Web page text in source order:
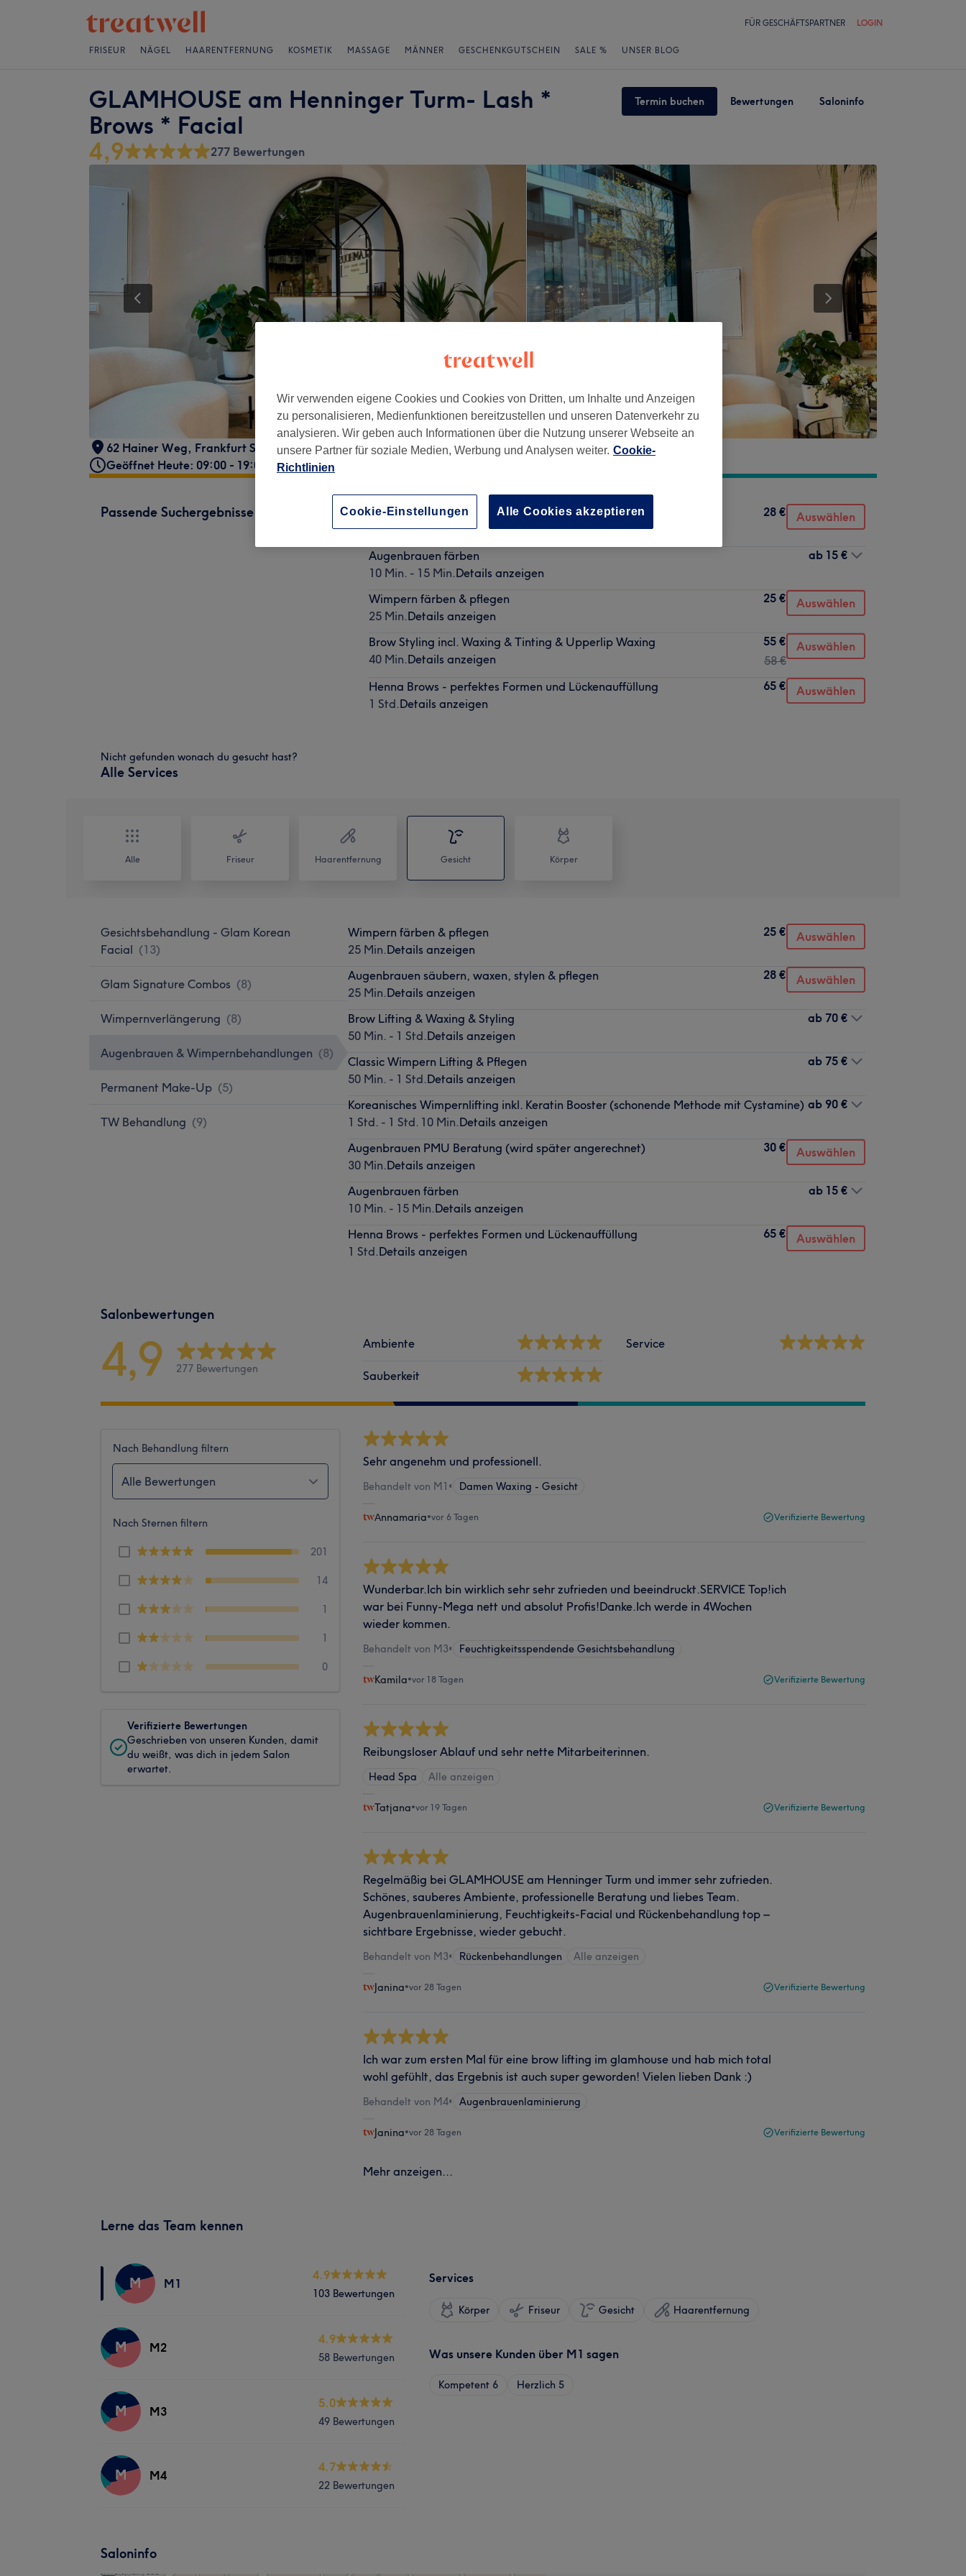
FÜR GESCHÄFTSPARTNER LOGIN
FRISEUR NÄGEL HAARENTFERNUNG KOSMETIK MASSAGE MÄNNER GESCHENKGUTSCHEIN SALE % UNSER BLOG
GLAMHOUSE am Henninger Turm- Lash *
Brows * Facial
Termin buchen Bewertungen Saloninfo
4,9 277 Bewertungen
62 Hainer Weg, Frankfurt Sachenhausen, 60599
Geöffnet Heute: 09:00 - 19:00
Passende Suchergebnisse
Augenbrauen säubern, waxen, stylen & pflegen
25 Min.Details anzeigen
28 € Auswählen
Augenbrauen färben
10 Min. - 15 Min.Details anzeigen
ab 15 €
Wimpern färben & pflegen
25 Min.Details anzeigen
25 € Auswählen
Brow Styling incl. Waxing & Tinting & Upperlip Waxing
40 Min.Details anzeigen
55 €
58 €
Auswählen
Henna Brows - perfektes Formen und Lückenauffüllung
1 Std.Details anzeigen
65 € Auswählen
Nicht gefunden wonach du gesucht hast?
Alle Services
Alle Friseur Haarentfernung Gesicht Körper
Gesichtsbehandlung - Glam Korean
Facial (13)
Glam Signature Combos (8)
Wimpernverlängerung (8)
Augenbrauen & Wimpernbehandlungen (8)
Permanent Make-Up (5)
TW Behandlung (9)
Wimpern färben & pflegen
25 Min.Details anzeigen
25 € Auswählen
Augenbrauen säubern, waxen, stylen & pflegen
25 Min.Details anzeigen
28 € Auswählen
Brow Lifting & Waxing & Styling
50 Min. - 1 Std.Details anzeigen
ab 70 €
Classic Wimpern Lifting & Pflegen
50 Min. - 1 Std.Details anzeigen
ab 75 €
Koreanisches Wimpernlifting inkl. Keratin Booster (schonende Methode mit Cystamine)
1 Std. - 1 Std. 10 Min.Details anzeigen
ab 90 €
Augenbrauen PMU Beratung (wird später angerechnet)
30 Min.Details anzeigen
30 € Auswählen
Augenbrauen färben
10 Min. - 15 Min.Details anzeigen
ab 15 €
Henna Brows - perfektes Formen und Lückenauffüllung
1 Std.Details anzeigen
65 € Auswählen
Salonbewertungen
4,9 277 Bewertungen
Ambiente
Sauberkeit
Service
Nach Behandlung filtern
Alle Bewertungen
Nach Sternen filtern
201
14
1
1
0
Verifizierte Bewertungen
Geschrieben von unseren Kunden, damit
du weißt, was dich in jedem Salon
erwartet.
Sehr angenehm und professionell.
Behandelt von M1 • Damen Waxing - Gesicht
Αnnamaria•vor 6 Tagen Verifizierte Bewertung
Wunderbar.Ich bin wirklich sehr sehr zufrieden und beeindruckt.SERVICE Top!ich
war bei Funny-Mega nett und absolut Profis!Danke.Ich werde in 4Wochen
wieder kommen.
Behandelt von M3• Feuchtigkeitsspendende Gesichtsbehandlung
Kamila•vor 18 Tagen Verifizierte Bewertung
Reibungsloser Ablauf und sehr nette Mitarbeiterinnen.
Head Spa Alle anzeigen
Tatjana•vor 19 Tagen Verifizierte Bewertung
Regelmäßig bei GLAMHOUSE am Henninger Turm und immer sehr zufrieden.
Schönes, sauberes Ambiente, professionelle Beratung und liebes Team.
Augenbrauenlaminierung, Feuchtigkeits-Facial und Rückenbehandlung top –
sichtbare Ergebnisse, wieder gebucht.
Behandelt von M3• Rückenbehandlungen Alle anzeigen
Janina•vor 28 Tagen Verifizierte Bewertung
Ich war zum ersten Mal für eine brow lifting im glamhouse und hab mich total
wohl gefühlt, das Ergebnis ist auch super geworden! Vielen lieben Dank :)
Behandelt von M4• Augenbrauenlaminierung
Janina•vor 28 Tagen Verifizierte Bewertung
Mehr anzeigen...
Lerne das Team kennen
M M1
4.9
103 Bewertungen
M M2
4.9
58 Bewertungen
M M3
5.0
49 Bewertungen
M M4
4.7
22 Bewertungen
Services
Körper Friseur Gesicht Haarentfernung
Was unsere Kunden über M1 sagen
Kompetent 6 Herzlich 5
Saloninfo
Wir verwenden eigene Cookies und Cookies von Dritten, um Inhalte und Anzeigen
zu personalisieren, Medienfunktionen bereitzustellen und unseren Datenverkehr zu
analysieren. Wir geben auch Informationen über die Nutzung unserer Webseite an
unsere Partner für soziale Medien, Werbung und Analysen weiter. Cookie-
Richtlinien
Cookie-Einstellungen Alle Cookies akzeptieren